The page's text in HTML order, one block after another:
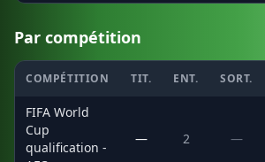
Par compétition
COMPÉTITION TIT. ENT. SORT.
FIFA World
Cup
qualification -
— 2 —